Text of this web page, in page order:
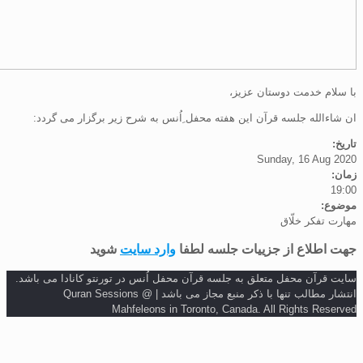
خدمت دوستان عزیز،
جلسه قرآن این هفته محفل ِاُنس به شرح زیر برگزار می گردد:
Sunday, 16
خلّاق
از جزییات جلسه لطفاوارد سایتشوید
محفل متعلق به جلسه قرآن محفل اُنس در تورنتو کانادا می باشد.
انتشار مطالب تنها با ذکر منبع مجاز می باشد | Quran Sessions @
Mahfeleons in Toronto, Canada. All Rights